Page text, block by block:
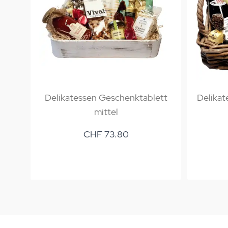
Delikatessen Geschenktablett
mittel
CHF 73.80